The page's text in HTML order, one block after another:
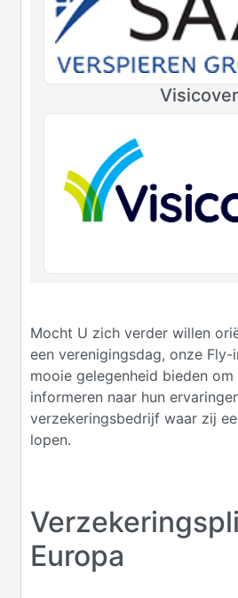
Visicover
Mocht U zich verder willen
een verenigingsdag, onze Fly-
mooie gelegenheid bieden
informeren naar hun
verzekeringsbedrijf waar zij
lopen.
Europa